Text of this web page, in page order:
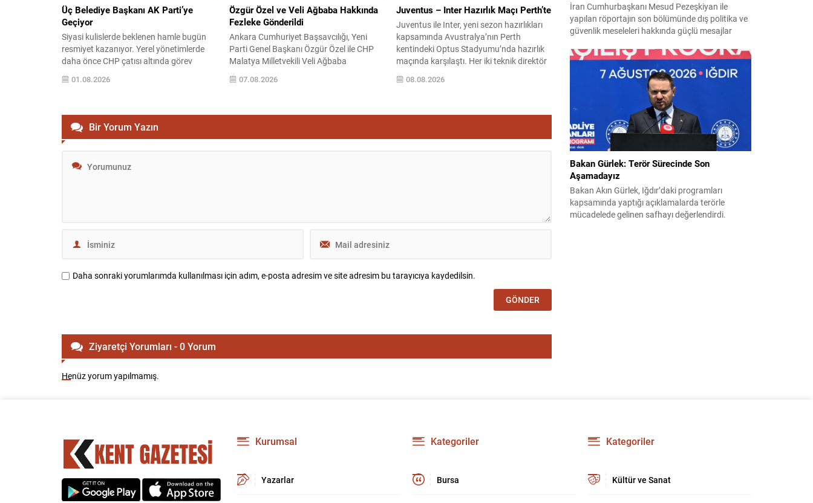
Üç Belediye Başkanı AK Parti’ye
Geçiyor
Siyasi kulislerde beklenen hamle bugün
resmiyet kazanıyor. Yerel yönetimlerde
daha önce CHP çatısı altında görev
yapan üç belediye başkanının AK Parti
saflarına katılacağı bildirildi. Kararlar, dün
gerçekleştirilecek törenle kamuoyuna
açıklanacak. Katılacak isimler ve süreç
CHP’den istifa eden Tuzla Belediye
01.08.2026
Özgür Özel ve Veli Ağbaba Hakkında
Fezleke Gönderildi
Ankara Cumhuriyet Başsavcılığı, Yeni
Parti Genel Başkanı Özgür Özel ile CHP
Malatya Milletvekili Veli Ağbaba
hakkında, “zincirleme şekilde rüşvet
almak” suçlamasıyla düzenlenen
07.08.2026
Juventus – Inter Hazırlık Maçı Perth’te
Juventus ile Inter, yeni sezon hazırlıkları
kapsamında Avustralya’nın Perth
kentindeki Optus Stadyumu’nda hazırlık
maçında karşılaştı. Her iki teknik direktör
de transferlerin takıma uyumunu ve
oyuncuların fiziksel durumunu
08.08.2026
Bir Yorum Yazın
Daha sonraki yorumlarımda kullanılması için adım, e-posta adresim ve site adresim bu tarayıcıya kaydedilsin.
Ziyaretçi Yorumları - 0 Yorum
Henüz yorum yapılmamış.
İran Cumhurbaşkanı Mesud Pezeşkiyan ile
yapılan röportajın son bölümünde dış politika ve
güvenlik meseleleri hakkında güçlü mesajlar
hem de savunmaya hazır olduklarını vurguladı ve
uygulamaya konulamayan 14 Haziran
mutabakat zaptına ilişkin görüşlerini paylaştı.
“Mutabakat zaptını savunacağız; geri adım
atmayız” Pezeşkiyan, varılan anlaşmanın
savunulacağını belirterek,...
Bakan Gürlek: Terör Sürecinde Son
Aşamadayız
Bakan Akın Gürlek, Iğdır’daki programları
kapsamında yaptığı açıklamalarda terörle
mücadelede gelinen safhayı değerlendirdi.
Kurumsal
Yazarlar
Kategoriler
Bursa
Kategoriler
Kültür ve Sanat